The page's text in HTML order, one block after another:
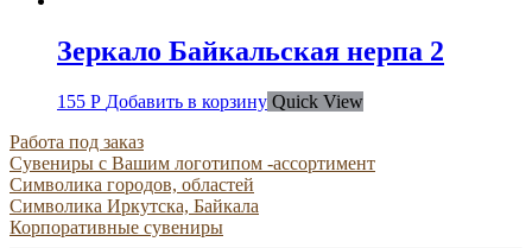
Зеркало Байкальская нерпа 2
155 Р Добавить в корзину Quick View
Работа под заказ
Сувениры с Вашим логотипом -ассортимент
Символика городов, областей
Символика Иркутска, Байкала
Корпоративные сувениры